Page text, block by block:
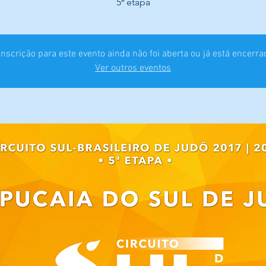
para este evento ainda não foi aberta ou já está
Ver outros eventos